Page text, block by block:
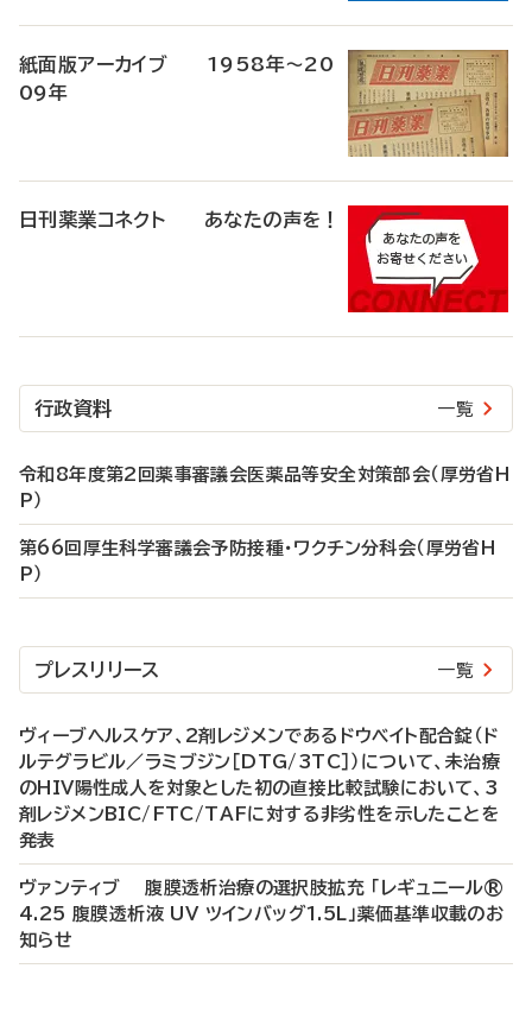
紙面版アーカイブ 1958年～20
09年
日刊薬業コネクト あなたの声を！
行政資料 一覧
令和8年度第2回薬事審議会医薬品等安全対策部会（厚労省H
P）
第66回厚生科学審議会予防接種・ワクチン分科会（厚労省H
P）
プレスリリース 一覧
ヴィーブヘルスケア、2剤レジメンであるドウベイト配合錠（ド
ルテグラビル／ラミブジン［DTG/3TC］）について、未治療
のHIV陽性成人を対象とした初の直接比較試験において、3
剤レジメンBIC/FTC/TAFに対する非劣性を示したことを
発表
ヴァンティブ 腹膜透析治療の選択肢拡充 「レギュニール®
4.25 腹膜透析液 UV ツインバッグ1.5L」薬価基準収載のお
知らせ